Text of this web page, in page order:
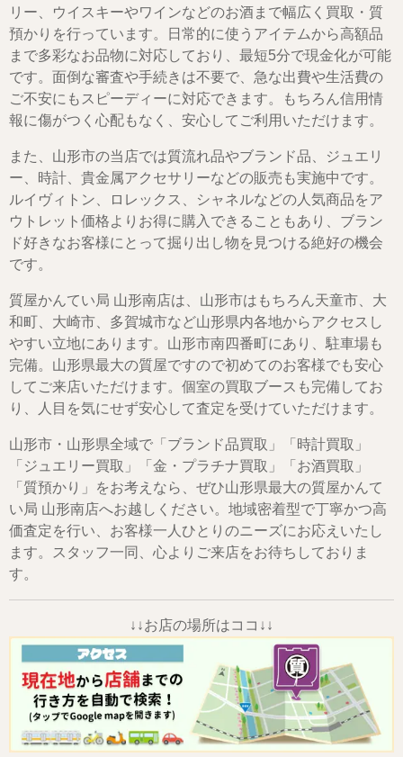
リー、ウイスキーやワインなどのお酒まで幅広く買取・質
預かりを行っています。日常的に使うアイテムから高額品
まで多彩なお品物に対応しており、最短5分で現金化が可能
です。面倒な審査や手続きは不要で、急な出費や生活費の
ご不安にもスピーディーに対応できます。もちろん信用情
報に傷がつく心配もなく、安心してご利用いただけます。
また、山形市の当店では質流れ品やブランド品、ジュエリ
ー、時計、貴金属アクセサリーなどの販売も実施中です。
ルイヴィトン、ロレックス、シャネルなどの人気商品をア
ウトレット価格よりお得に購入できることもあり、ブラン
ド好きなお客様にとって掘り出し物を見つける絶好の機会
です。
質屋かんてい局 山形南店は、山形市はもちろん天童市、大
和町、大崎市、多賀城市など山形県内各地からアクセスし
やすい立地にあります。山形市南四番町にあり、駐車場も
完備。山形県最大の質屋ですので初めてのお客様でも安心
してご来店いただけます。個室の買取ブースも完備してお
り、人目を気にせず安心して査定を受けていただけます。
山形市・山形県全域で「ブランド品買取」「時計買取」
「ジュエリー買取」「金・プラチナ買取」「お酒買取」
「質預かり」をお考えなら、ぜひ山形県最大の質屋かんて
い局 山形南店へお越しください。地域密着型で丁寧かつ高
価査定を行い、お客様一人ひとりのニーズにお応えいたし
ます。スタッフ一同、心よりご来店をお待ちしておりま
す。
↓↓お店の場所はココ↓↓